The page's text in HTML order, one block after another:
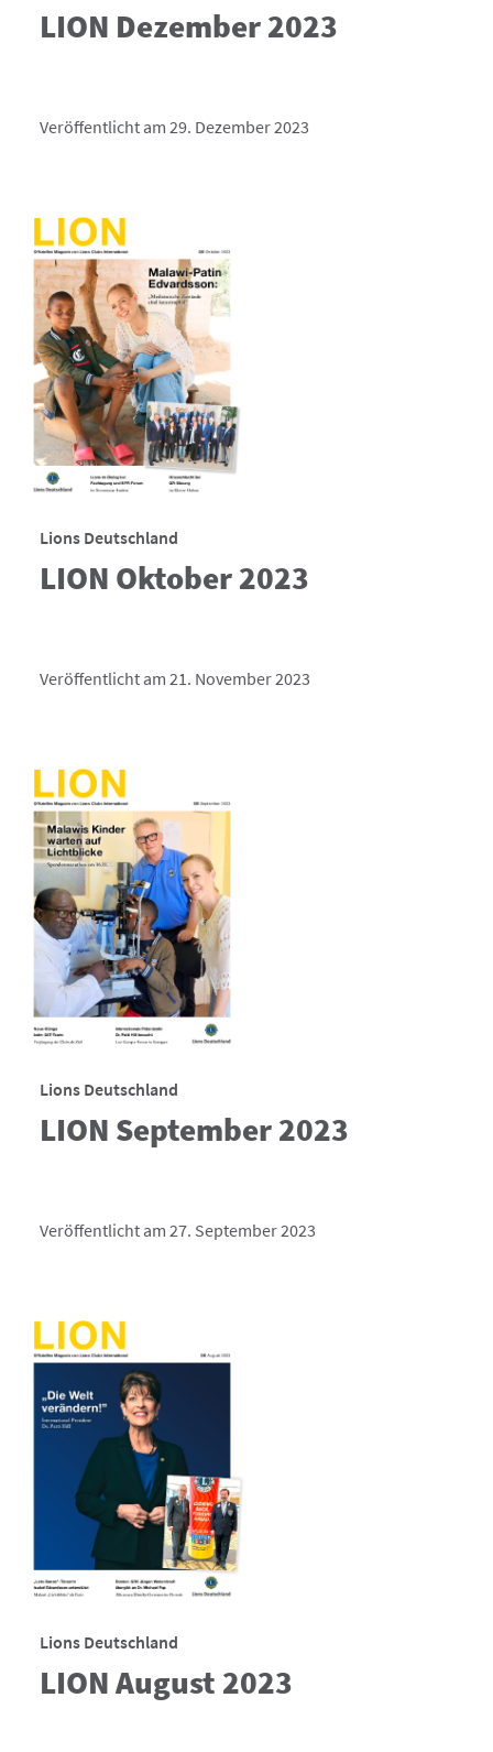
LION Dezember 2023
Veröffentlicht am 29. Dezember 2023
Lions Deutschland
LION Oktober 2023
Veröffentlicht am 21. November 2023
Lions Deutschland
LION September 2023
Veröffentlicht am 27. September 2023
Lions Deutschland
LION August 2023